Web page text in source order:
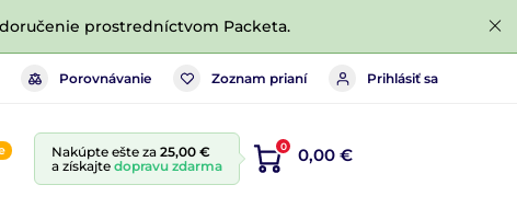
prostredníctvom Packeta.
Porovnávanie Zoznam prianí Prihlásiť sa
Nakúpte ešte za 25,00 €
a získajte dopravu zdarma
0 0,00 €